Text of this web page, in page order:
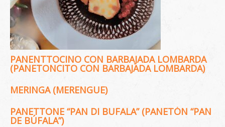
PANENTTOCINO CON BARBAJADA LOMBARDA
(PANETONCITO CON BARBAJADA LOMBARDA)
MERINGA (MERENGUE)
PANETTONE “PAN DI BUFALA” (PANETÓN “PAN
DE BÚFALA”)